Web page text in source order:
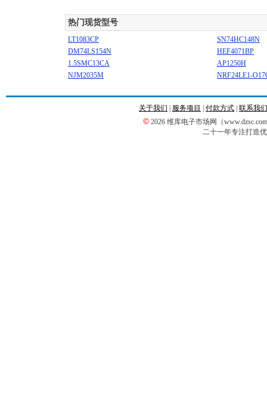
热门现货型号
LT1083CP
SN74HC148N
DM74LS154N
HEF4071BP
1.5SMC13CA
AP1250H
NJM2035M
NRF24LE1-
关于我们 服务项目 付款方式 联系我们
© 2026 维库电子市场网（
二十一年专注打造